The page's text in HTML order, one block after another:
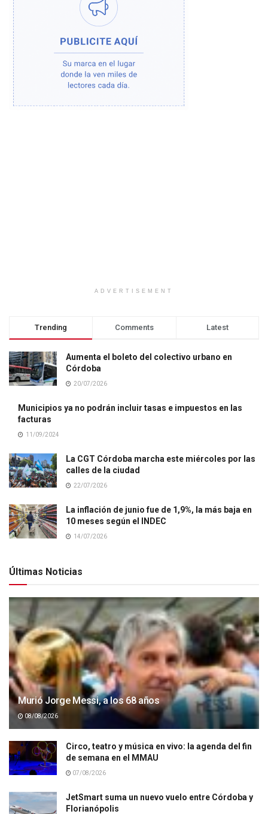
ADVERTISEMENT
Trending Comments Latest
Aumenta el boleto del colectivo urbano en
Córdoba
20/07/2026
Municipios ya no podrán incluir tasas e impuestos en las
facturas
11/09/2024
La CGT Córdoba marcha este miércoles por las
calles de la ciudad
22/07/2026
La inflación de junio fue de 1,9%, la más baja en
10 meses según el INDEC
14/07/2026
Últimas Noticias
Murió Jorge Messi, a los 68 años
08/08/2026
Circo, teatro y música en vivo: la agenda del fin
de semana en el MMAU
07/08/2026
JetSmart suma un nuevo vuelo entre Córdoba y
Florianópolis